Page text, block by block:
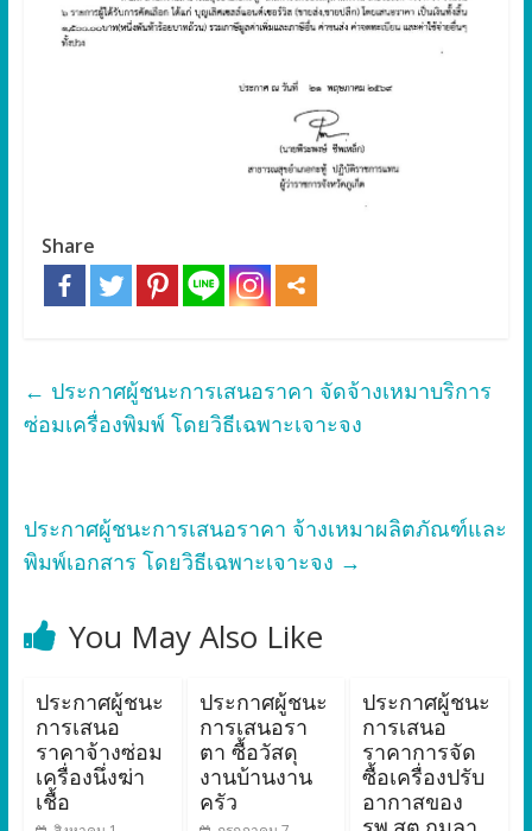
Share
← ประกาศผู้ชนะการเสนอราคา จัดจ้างเหมาบริการ
ซ่อมเครื่องพิมพ์ โดยวิธีเฉพาะเจาะจง
ประกาศผู้ชนะการเสนอราคา จ้างเหมาผลิตภัณฑ์และ
พิมพ์เอกสาร โดยวิธีเฉพาะเจาะจง →
You May Also Like
ประกาศผู้ชนะ
การเสนอ
ราคาจ้างซ่อม
เครื่องนึ่งฆ่า
เชื้อ
ประกาศผู้ชนะ
การเสนอรา
ตา ซื้อวัสดุ
งานบ้านงาน
ครัว
ประกาศผู้ชนะ
การเสนอ
ราคาการจัด
ซื้อเครื่องปรับ
อากาสของ